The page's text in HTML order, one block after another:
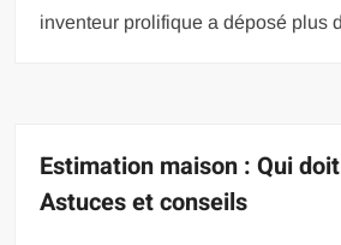
inventeur prolifique a déposé plus
Estimation maison : Qui
Astuces et conseils